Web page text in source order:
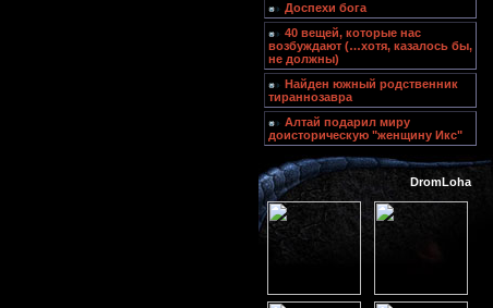
Доспехи бога
40 вещей, которые нас
возбуждают (…хотя, казалось бы,
не должны)
Найден южный родственник
тираннозавра
Алтай подарил миру
доисторическую "женщину Икс"
DromLoha